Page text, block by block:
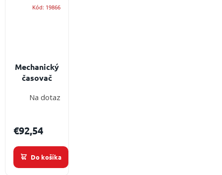
Mechanický
časovač
ROS 120
Na dotaz
€92,54
Do košíka
Kód: 19866